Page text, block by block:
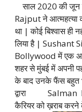
साल 2020 की जून
Rajput ने
था | कोई बिश्वास ही
लिया है |
Bollywood में एक
शहर से मुंबई में अपनी
के बाद उनके फैंस बहुत
द्वारा Salman
कैरियर को ख़राब